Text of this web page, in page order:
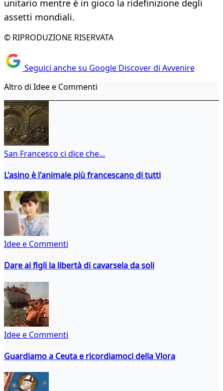
unitario mentre è in gioco la ridefinizione degli
assetti mondiali.
© RIPRODUZIONE RISERVATA
Seguici anche su Google Discover di Avvenire
Altro di Idee e Commenti
San Francesco ci dice che...
L'asino è l'animale più francescano di tutti
Idee e Commenti
Dare ai figli la libertà di cavarsela da soli
Idee e Commenti
Guardiamo a Ceuta e ricordiamoci della Vlora